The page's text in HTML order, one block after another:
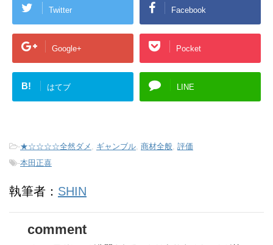
Twitter Facebook
Google+ Pocket
B! はてブ LINE
-★☆☆☆☆全然ダメ , ギャンブル, 商材全般, 評価
-本田正喜
執筆者： SHIN
comment